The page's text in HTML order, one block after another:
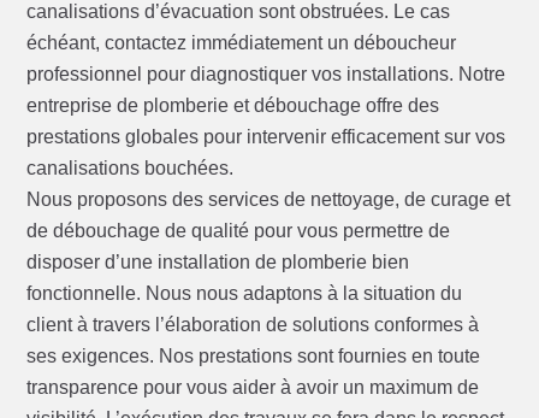
canalisations d’évacuation sont obstruées. Le cas
échéant, contactez immédiatement un déboucheur
professionnel pour diagnostiquer vos installations. Notre
entreprise de plomberie et débouchage offre des
prestations globales pour intervenir efficacement sur vos
canalisations bouchées.
Nous proposons des services de nettoyage, de curage et
de débouchage de qualité pour vous permettre de
disposer d’une installation de plomberie bien
fonctionnelle. Nous nous adaptons à la situation du
client à travers l’élaboration de solutions conformes à
ses exigences. Nos prestations sont fournies en toute
transparence pour vous aider à avoir un maximum de